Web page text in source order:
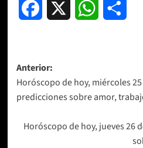
Facebook WhatsApp
Navegación
de
entradas
Anterior:
Horóscopo de hoy, miércoles
predicciones sobre amor,
Horóscopo de hoy, jueves 26